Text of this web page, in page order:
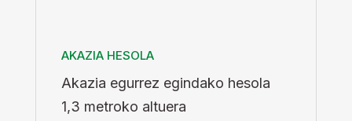
AKAZIA HESOLA
Akazia egurrez egindako hesola
1,3 metroko altuera